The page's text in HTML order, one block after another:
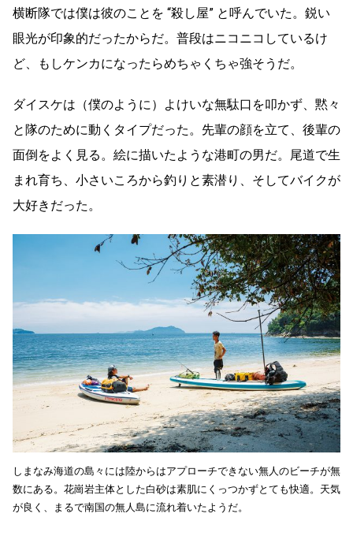
横断隊では僕は彼のことを “殺し屋” と呼んでいた。鋭い
眼光が印象的だったからだ。普段はニコニコしているけ
ど、もしケンカになったらめちゃくちゃ強そうだ。
ダイスケは（僕のように）よけいな無駄口を叩かず、黙々
と隊のために動くタイプだった。先輩の顔を立て、後輩の
面倒をよく見る。絵に描いたような港町の男だ。尾道で生
まれ育ち、小さいころから釣りと素潜り、そしてバイクが
大好きだった。
しまなみ海道の島々には陸からはアプローチできない無人のビーチが無
数にある。花崗岩主体とした白砂は素肌にくっつかずとても快適。天気
が良く、まるで南国の無人島に流れ着いたようだ。